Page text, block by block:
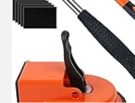
REPARATURSATZ
MIT
1
FAHRRAD
MULTITOOL,